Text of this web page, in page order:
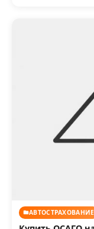
АВТОСТРАХОВАНИЕ